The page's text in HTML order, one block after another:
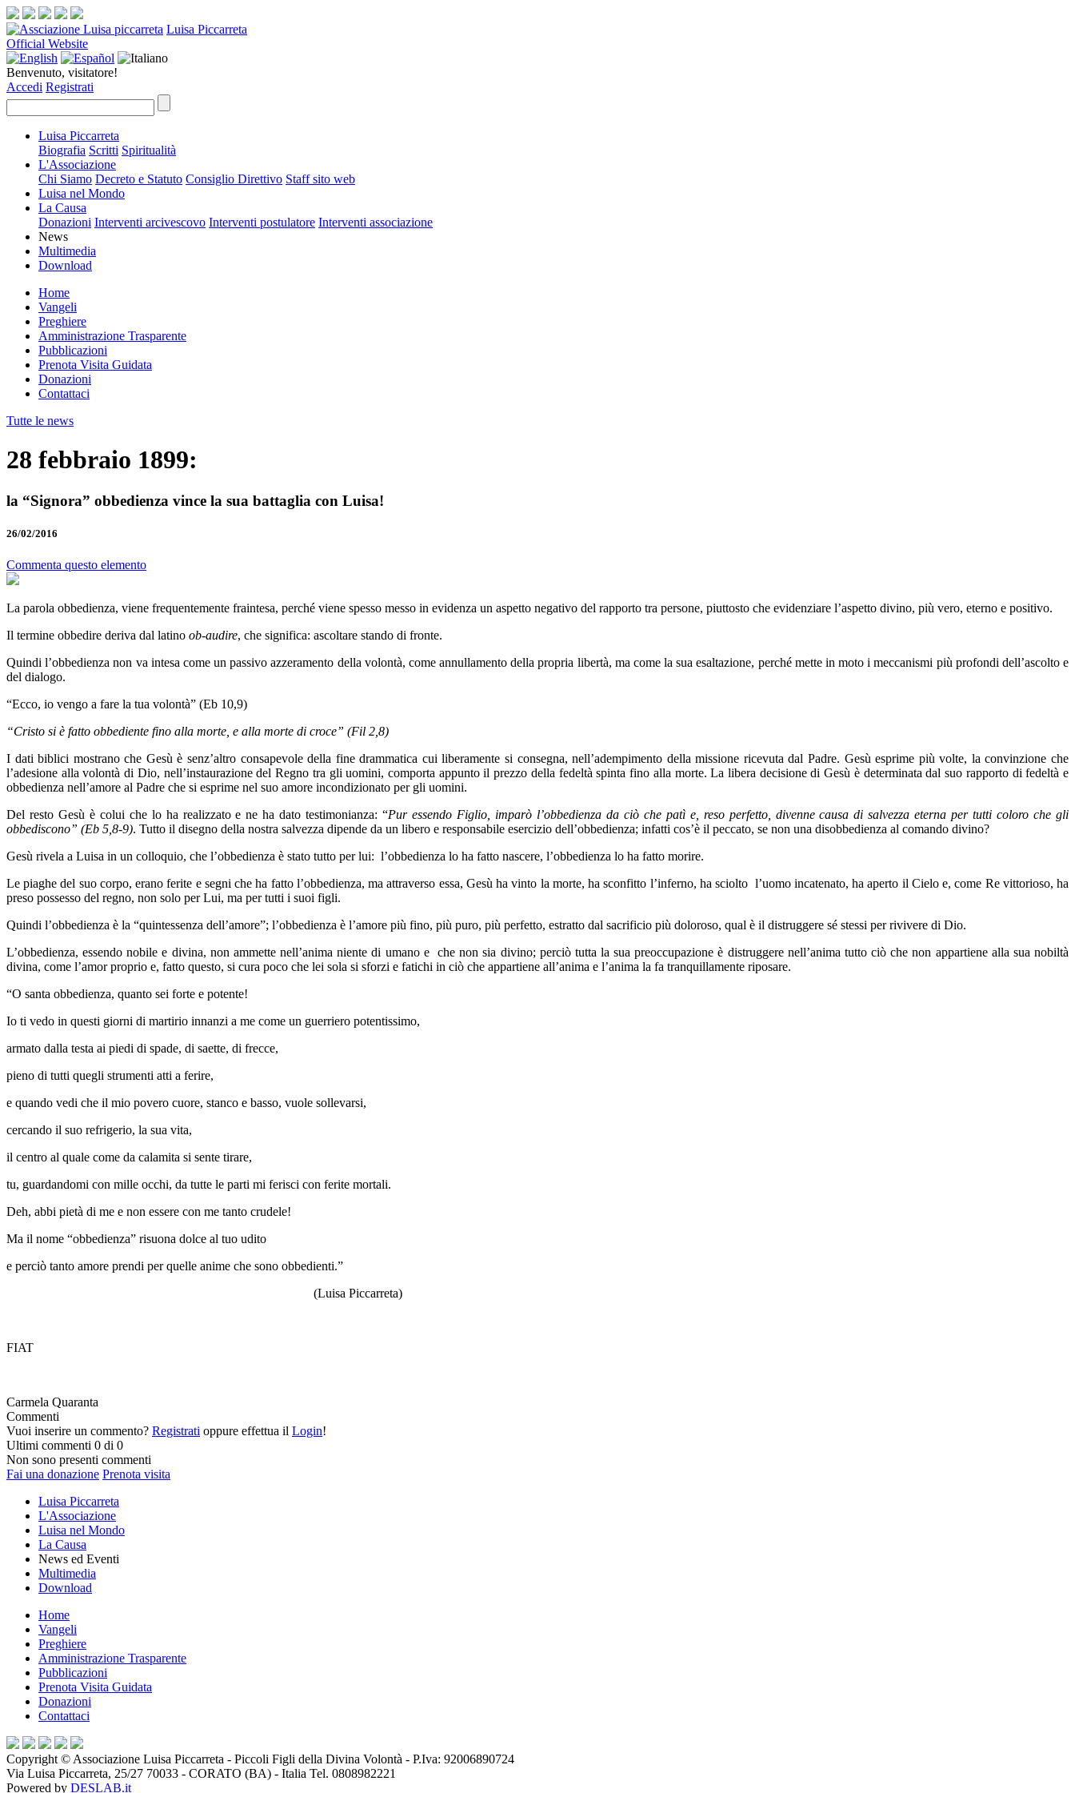
Luisa Piccarreta
Official Website
Benvenuto, visitatore!
Accedi Registrati
Luisa Piccarreta
Biografia Scritti Spiritualità
L'Associazione
Chi Siamo Decreto e Statuto Consiglio Direttivo Staff sito web
Luisa nel Mondo
La Causa
Donazioni Interventi arcivescovo Interventi postulatore Interventi associazione
News
Multimedia
Download
Home
Vangeli
Preghiere
Amministrazione Trasparente
Pubblicazioni
Prenota Visita Guidata
Donazioni
Contattaci
Tutte le news
28 febbraio 1899:
la “Signora” obbedienza vince la sua battaglia con Luisa!
26/02/2016
Commenta questo elemento
La parola obbedienza, viene frequentemente fraintesa, perché viene spesso messo in evidenza un aspetto negativo del rapporto tra persone, piuttosto che evidenziare l’aspetto divino, più vero, eterno e positivo.
Il termine obbedire deriva dal latino ob-audire, che significa: ascoltare stando di fronte.
Quindi l’obbedienza non va intesa come un passivo azzeramento della volontà, come annullamento della propria libertà, ma come la sua esaltazione, perché mette in moto i meccanismi più profondi dell’ascolto e
del dialogo.
“Ecco, io vengo a fare la tua volontà” (Eb 10,9)
“Cristo si è fatto obbediente fino alla morte, e alla morte di croce” (Fil 2,8)
I dati biblici mostrano che Gesù è senz’altro consapevole della fine drammatica cui liberamente si consegna, nell’adempimento della missione ricevuta dal Padre. Gesù esprime più volte, la convinzione che
l’adesione alla volontà di Dio, nell’instaurazione del Regno tra gli uomini, comporta appunto il prezzo della fedeltà spinta fino alla morte. La libera decisione di Gesù è determinata dal suo rapporto di fedeltà e
obbedienza nell’amore al Padre che si esprime nel suo amore incondizionato per gli uomini.
Del resto Gesù è colui che lo ha realizzato e ne ha dato testimonianza: “Pur essendo Figlio, imparò l’obbedienza da ciò che patì e, reso perfetto, divenne causa di salvezza eterna per tutti coloro che gli
obbediscono” (Eb 5,8-9). Tutto il disegno della nostra salvezza dipende da un libero e responsabile esercizio dell’obbedienza; infatti cos’è il peccato, se non una disobbedienza al comando divino?
Gesù rivela a Luisa in un colloquio, che l’obbedienza è stato tutto per lui: l’obbedienza lo ha fatto nascere, l’obbedienza lo ha fatto morire.
Le piaghe del suo corpo, erano ferite e segni che ha fatto l’obbedienza, ma attraverso essa, Gesù ha vinto la morte, ha sconfitto l’inferno, ha sciolto l’uomo incatenato, ha aperto il Cielo e, come Re vittorioso, ha
preso possesso del regno, non solo per Lui, ma per tutti i suoi figli.
Quindi l’obbedienza è la “quintessenza dell’amore”; l’obbedienza è l’amore più fino, più puro, più perfetto, estratto dal sacrificio più doloroso, qual è il distruggere sé stessi per rivivere di Dio.
L’obbedienza, essendo nobile e divina, non ammette nell’anima niente di umano e che non sia divino; perciò tutta la sua preoccupazione è distruggere nell’anima tutto ciò che non appartiene alla sua nobiltà
divina, come l’amor proprio e, fatto questo, si cura poco che lei sola si sforzi e fatichi in ciò che appartiene all’anima e l’anima la fa tranquillamente riposare.
“O santa obbedienza, quanto sei forte e potente!
Io ti vedo in questi giorni di martirio innanzi a me come un guerriero potentissimo,
armato dalla testa ai piedi di spade, di saette, di frecce,
pieno di tutti quegli strumenti atti a ferire,
e quando vedi che il mio povero cuore, stanco e basso, vuole sollevarsi,
cercando il suo refrigerio, la sua vita,
il centro al quale come da calamita si sente tirare,
tu, guardandomi con mille occhi, da tutte le parti mi ferisci con ferite mortali.
Deh, abbi pietà di me e non essere con me tanto crudele!
Ma il nome “obbedienza” risuona dolce al tuo udito
e perciò tanto amore prendi per quelle anime che sono obbedienti.”
(Luisa Piccarreta)
FIAT
Carmela Quaranta
Commenti
Vuoi inserire un commento? Registrati oppure effettua il Login!
Ultimi commenti 0 di 0
Non sono presenti commenti
Fai una donazione Prenota visita
Luisa Piccarreta
L'Associazione
Luisa nel Mondo
La Causa
News ed Eventi
Multimedia
Download
Home
Vangeli
Preghiere
Amministrazione Trasparente
Pubblicazioni
Prenota Visita Guidata
Donazioni
Contattaci
Copyright © Associazione Luisa Piccarreta - Piccoli Figli della Divina Volontà - P.Iva: 92006890724
Via Luisa Piccarreta, 25/27 70033 - CORATO (BA) - Italia Tel. 0808982221
Powered by DESLAB.it